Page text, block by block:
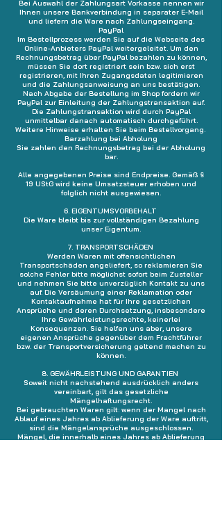
Bei Auswahl der Zahlungsart Vorkasse nennen wir
Ihnen unsere Bankverbindung in separater E-Mail
und liefern die Ware nach Zahlungseingang.
PayPal
Im Bestellprozess werden Sie auf die Webseite des
Online-Anbieters PayPal weitergeleitet. Um den
Rechnungsbetrag über PayPal bezahlen zu können,
müssen Sie dort registriert sein bzw. sich erst
registrieren, mit Ihren Zugangsdaten legitimieren
und die Zahlungsanweisung an uns bestätigen.
Nach Abgabe der Bestellung im Shop fordern wir
PayPal zur Einleitung der Zahlungstransaktion auf.
Die Zahlungstransaktion wird durch PayPal
unmittelbar danach automatisch durchgeführt.
Weitere Hinweise erhalten Sie beim Bestellvorgang.
Barzahlung bei Abholung
Sie zahlen den Rechnungsbetrag bei der Abholung
bar.
Alle angegebenen Preise sind Endpreise. Gemäß §
19 UStG wird keine Umsatzsteuer erhoben und
folglich nicht ausgewiesen.
6. EIGENTUMSVORBEHALT
Die Ware bleibt bis zur vollständigen Bezahlung
unser Eigentum.
7. TRANSPORTSCHÄDEN
Werden Waren mit offensichtlichen
Transportschäden angeliefert, so reklamieren Sie
solche Fehler bitte möglichst sofort beim Zusteller
und nehmen Sie bitte unverzüglich Kontakt zu uns
auf. Die Versäumung einer Reklamation oder
Kontaktaufnahme hat für Ihre gesetzlichen
Ansprüche und deren Durchsetzung, insbesondere
Ihre Gewährleistungsrechte, keinerlei
Konsequenzen. Sie helfen uns aber, unsere
eigenen Ansprüche gegenüber dem Frachtführer
bzw. der Transportversicherung geltend machen zu
können.
8. GEWÄHRLEISTUNG UND GARANTIEN
Soweit nicht nachstehend ausdrücklich anders
vereinbart, gilt das gesetzliche
Mängelhaftungsrecht.
Bei gebrauchten Waren gilt: wenn der Mangel nach
Ablauf eines Jahres ab Ablieferung der Ware auftritt,
sind die Mängelansprüche ausgeschlossen.
Mängel, die innerhalb eines Jahres ab Ablieferung